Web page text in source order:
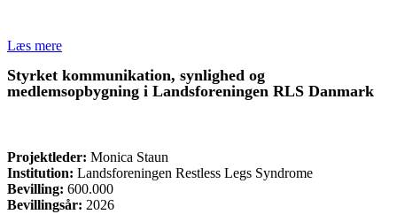
Læs mere
Styrket kommunikation, synlighed og
medlemsopbygning i Landsforeningen RLS Danmark
Projektleder: Monica Staun
Institution: Landsforeningen Restless Legs Syndrome
Bevilling: 600.000
Bevillingsår: 2026